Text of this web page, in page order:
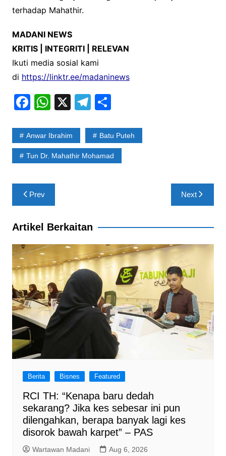
terhadap Mahathir.
MADANI NEWS
KRITIS | INTEGRITI | RELEVAN
Ikuti media sosial kami
di https://linktr.ee/madaninews
F
c
e
b
o
o
W
at
s
A
p
X T
e
gr
a
S
ar
e
Anwar Ibrahim Batu Puteh
Tun Dr. Mahathir Mohamad
Post
navigation
Prev Next
Artikel Berkaitan
Berita Bisnes Featured
RCI TH: “Kenapa baru dedah
sekarang? Jika kes sebesar ini pun
dilengahkan, berapa banyak lagi kes
disorok bawah karpet” – PAS
Wartawan Madani Aug 6, 2026